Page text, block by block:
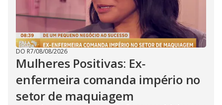
DO R7/08/08/2026
Mulheres Positivas: Ex-
enfermeira comanda império no
setor de maquiagem